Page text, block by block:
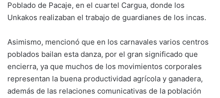
Poblado de Pacaje, en el cuartel Cargua, donde los
Unkakos realizaban el trabajo de guardianes de los incas.
Asimismo, mencionó que en los carnavales varios centros
poblados bailan esta danza, por el gran significado que
encierra, ya que muchos de los movimientos corporales
representan la buena productividad agrícola y ganadera,
además de las relaciones comunicativas de la población